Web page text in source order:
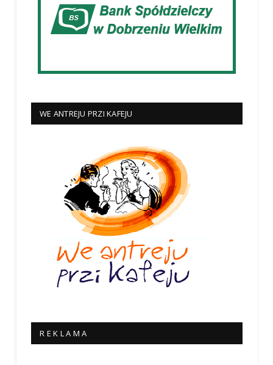
WE ANTREJU PRZI KAFEJU
R E K L A M A